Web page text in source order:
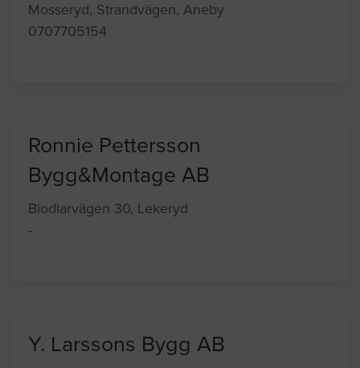
Mosseryd, Strandvägen, Aneby
0707705154
Ronnie Pettersson
Bygg&Montage AB
Biodlarvägen 30, Lekeryd
-
Y. Larssons Bygg AB